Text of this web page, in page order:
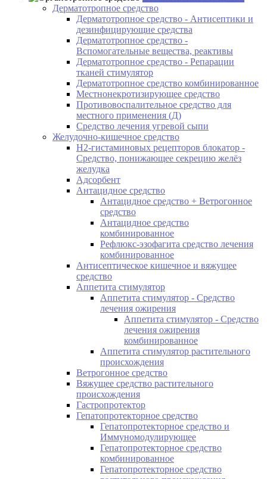
Дерматотропное средство
Дерматотропное средство - Антисептики и
дезинфицирующие средства
Дерматотропное средство -
Вспомогательные вещества, реактивы
Дерматотропное средство - Репарации
тканей стимулятор
Дерматотропное средство комбинированное
Местнонекротизирующее средство
Противовоспалительное средство для
местного применения (Д)
Средство лечения угревой сыпи
Желудочно-кишечное средство
H2-гистаминовых рецепторов блокатор -
Средство, понижающее секрецию желёз
желудка
Адсорбент
Антацидное средство
Антацидное средство + Ветрогонное
средство
Антацидное средство
комбинированное
Рефлюкс-эзофагита средство лечения
комбинированное
Антисептическое кишечное и вяжущее
средство
Аппетита стимулятор
Аппетита стимулятор - Средство
лечения ожирения
Аппетита стимулятор - Средство
лечения ожирения
комбинированное
Аппетита стимулятор растительного
происхождения
Ветрогонное средство
Вяжущее средство растительного
происхождения
Гастропротектор
Гепатопротекторное средство
Гепатопротекторное средство и
Иммуномодулирующее
Гепатопротекторное средство
комбинированное
Гепатопротекторное средство